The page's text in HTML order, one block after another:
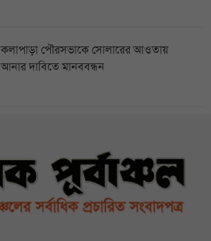
কলাপাড়া পৌরসভাকে সোলারের আওতায়
আনার দাবিতে মানববন্ধন